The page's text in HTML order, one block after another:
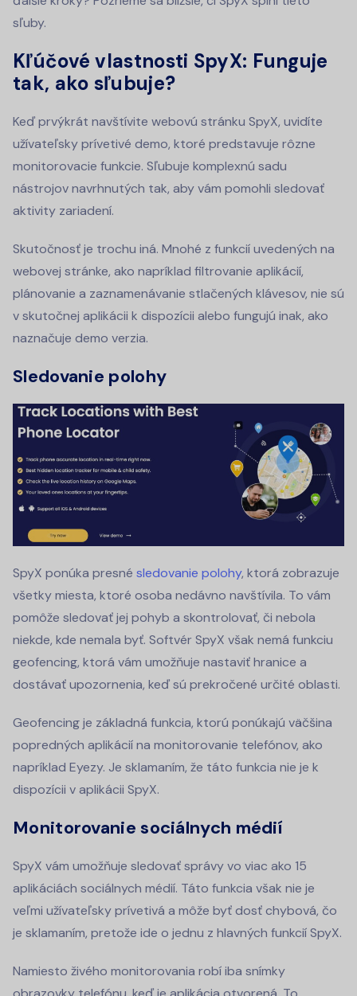
sľuby.
Kľúčové vlastnosti SpyX: Funguje
tak, ako sľubuje?
Keď prvýkrát navštívite webovú stránku SpyX, uvidíte
užívateľsky prívetivé demo, ktoré predstavuje rôzne
monitorovacie funkcie. Sľubuje komplexnú sadu
nástrojov navrhnutých tak, aby vám pomohli sledovať
aktivity zariadení.
Skutočnosť je trochu iná. Mnohé z funkcií uvedených na
webovej stránke, ako napríklad filtrovanie aplikácií,
plánovanie a zaznamenávanie stlačených klávesov, nie sú
v skutočnej aplikácii k dispozícii alebo fungujú inak, ako
naznačuje demo verzia.
Sledovanie polohy
SpyX ponúka presné sledovanie polohy, ktorá zobrazuje
všetky miesta, ktoré osoba nedávno navštívila. To vám
pomôže sledovať jej pohyb a skontrolovať, či nebola
niekde, kde nemala byť. Softvér SpyX však nemá funkciu
geofencing, ktorá vám umožňuje nastaviť hranice a
dostávať upozornenia, keď sú prekročené určité oblasti.
Geofencing je základná funkcia, ktorú ponúkajú väčšina
popredných aplikácií na monitorovanie telefónov, ako
napríklad Eyezy. Je sklamaním, že táto funkcia nie je k
dispozícii v aplikácii SpyX.
Monitorovanie sociálnych médií
SpyX vám umožňuje sledovať správy vo viac ako 15
aplikáciách sociálnych médií. Táto funkcia však nie je
veľmi užívateľsky prívetivá a môže byť dosť chybová, čo
je sklamaním, pretože ide o jednu z hlavných funkcií SpyX.
Namiesto živého monitorovania robí iba snímky